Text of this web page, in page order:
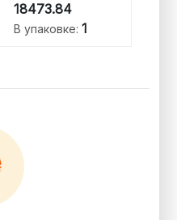
18473.84
В упаковке: 1